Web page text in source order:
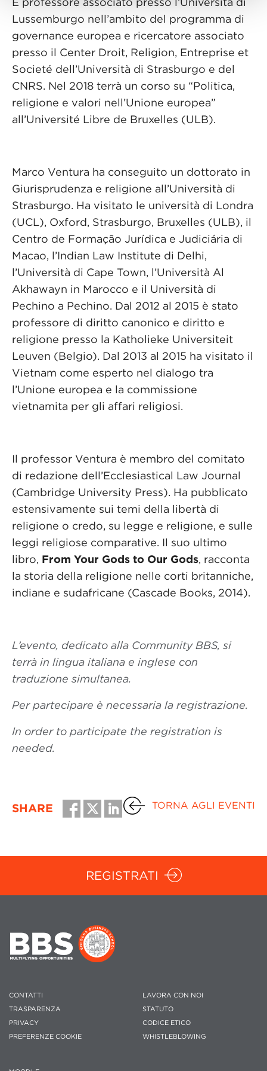
Lussemburgo nell’ambito del programma di
governance europea e ricercatore associato
presso il Center Droit, Religion, Entreprise et
Societé dell’Università di Strasburgo e del
CNRS. Nel 2018 terrà un corso su “Politica,
religione e valori nell’Unione europea”
all’Université Libre de Bruxelles (ULB).
Marco Ventura ha conseguito un dottorato in
Giurisprudenza e religione all’Università di
Strasburgo. Ha visitato le università di Londra
(UCL), Oxford, Strasburgo, Bruxelles (ULB), il
Centro de Formação Jurídica e Judiciária di
Macao, l’Indian Law Institute di Delhi,
l’Università di Cape Town, l’Università Al
Akhawayn in Marocco e il Università di
Pechino a Pechino. Dal 2012 al 2015 è stato
professore di diritto canonico e diritto e
religione presso la Katholieke Universiteit
Leuven (Belgio). Dal 2013 al 2015 ha visitato il
Vietnam come esperto nel dialogo tra
l’Unione europea e la commissione
vietnamita per gli affari religiosi.
Il professor Ventura è membro del comitato
di redazione dell’Ecclesiastical Law Journal
(Cambridge University Press). Ha pubblicato
estensivamente sui temi della libertà di
religione o credo, su legge e religione, e sulle
leggi religiose comparative. Il suo ultimo
libro, From Your Gods to Our Gods, racconta
la storia della religione nelle corti britanniche,
indiane e sudafricane (Cascade Books, 2014).
L’evento, dedicato alla Community BBS, si
terrà in lingua italiana e inglese con
traduzione simultanea.
Per partecipare è necessaria la registrazione.
In order to participate the registration is
needed.
SHARE TORNA AGLI EVENTI
REGISTRATI
CONTATTI
TRASPARENZA
PRIVACY
PREFERENZE COOKIE
LAVORA CON NOI
STATUTO
CODICE ETICO
WHISTLEBLOWING